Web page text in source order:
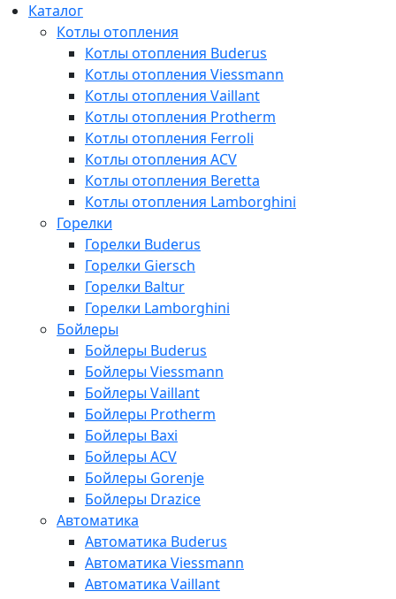
Каталог
Котлы отопления
Котлы отопления Buderus
Котлы отопления Viessmann
Котлы отопления Vaillant
Котлы отопления Protherm
Котлы отопления Ferroli
Котлы отопления ACV
Котлы отопления Beretta
Котлы отопления Lamborghini
Горелки
Горелки Buderus
Горелки Giersch
Горелки Baltur
Горелки Lamborghini
Бойлеры
Бойлеры Buderus
Бойлеры Viessmann
Бойлеры Vaillant
Бойлеры Protherm
Бойлеры Baxi
Бойлеры ACV
Бойлеры Gorenje
Бойлеры Drazice
Автоматика
Автоматика Buderus
Автоматика Viessmann
Автоматика Vaillant